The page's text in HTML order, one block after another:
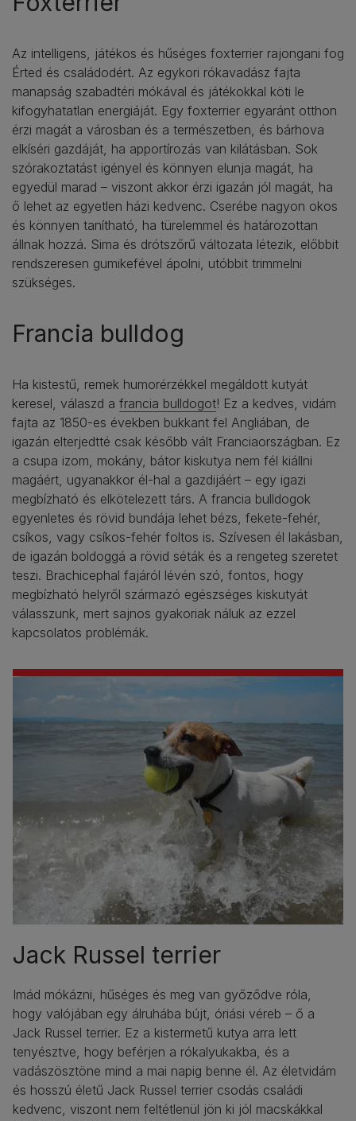
Az intelligens, játékos és hűséges foxterrier rajongani fog
Érted és családodért. Az egykori rókavadász fajta
manapság szabadtéri mókával és játékokkal köti le
kifogyhatatlan energiáját. Egy foxterrier egyaránt otthon
érzi magát a városban és a természetben, és bárhova
elkíséri gazdáját, ha apportírozás van kilátásban. Sok
szórakoztatást igényel és könnyen elunja magát, ha
egyedül marad – viszont akkor érzi igazán jól magát, ha
ő lehet az egyetlen házi kedvenc. Cserébe nagyon okos
és könnyen tanítható, ha türelemmel és határozottan
állnak hozzá. Sima és drótszőrű változata létezik, előbbit
rendszeresen gumikefével ápolni, utóbbit trimmelni
szükséges.
Francia bulldog
Ha kistestű, remek humorérzékkel megáldott kutyát
keresel, válaszd a francia bulldogot! Ez a kedves, vidám
fajta az 1850-es években bukkant fel Angliában, de
igazán elterjedtté csak később vált Franciaországban. Ez
a csupa izom, mokány, bátor kiskutya nem fél kiállni
magáért, ugyanakkor él-hal a gazdijáért – egy igazi
megbízható és elkötelezett társ. A francia bulldogok
egyenletes és rövid bundája lehet bézs, fekete-fehér,
csíkos, vagy csíkos-fehér foltos is. Szívesen él lakásban,
de igazán boldoggá a rövid séták és a rengeteg szeretet
teszi. Brachicephal fajáról lévén szó, fontos, hogy
megbízható helyről származó egészséges kiskutyát
válasszunk, mert sajnos gyakoriak náluk az ezzel
kapcsolatos problémák.
Jack Russel terrier
Imád mókázni, hűséges és meg van győződve róla,
hogy valójában egy álruhába bújt, óriási véreb – ő a
Jack Russel terrier. Ez a kistermetű kutya arra lett
tenyésztve, hogy beférjen a rókalyukakba, és a
vadászösztöne mind a mai napig benne él. Az életvidám
és hosszú életű Jack Russel terrier csodás családi
kedvenc, viszont nem feltétlenül jön ki jól macskákkal